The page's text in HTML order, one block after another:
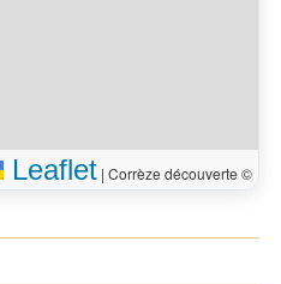
Leaflet | Corrèze découverte ©